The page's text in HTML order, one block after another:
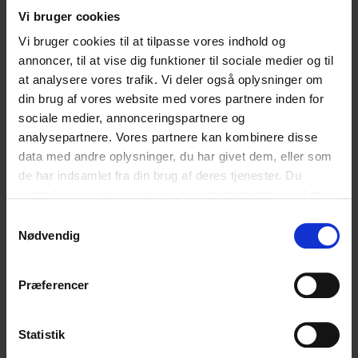
Vi bruger cookies
Vi bruger cookies til at tilpasse vores indhold og
annoncer, til at vise dig funktioner til sociale medier og til
at analysere vores trafik. Vi deler også oplysninger om
din brug af vores website med vores partnere inden for
sociale medier, annonceringspartnere og
analysepartnere. Vores partnere kan kombinere disse
data med andre oplysninger, du har givet dem, eller som
de har indsamlet fra din brug af deres tjenester. Du
Nødvendig
Præferencer
Statistik
FAKTA:
Josef
19-årig dansk fremadstormende artist, der har markeret
sig med sin debut-ep ‘Tiden går’ (2024), hvor han
blander pop, hiphop og r&b med sit karakteristiske flow.
Kendt for hits som ‘Går alene’ (feat. Thor Farlov) med
over to millioner streams og ‘Er det for sent?’ (feat
TopGunn). Fik succes i en ung alder som en del af duoen
Josef og Elias. Samarbejder med top-producere som
Sira Jovina
små klip med sin musik på TikTok, og blot med sin guitar
nummeret ‘Længe siden’, som hurtigt spredte sig online.